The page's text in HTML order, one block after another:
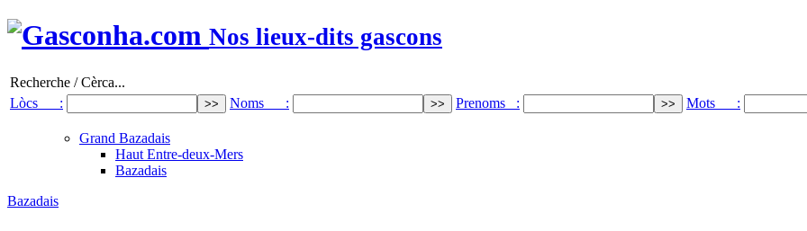
Nos lieux-dits gascons
Recherche / Cèrca...
Lòcs :
Noms : Prenoms : Mots :
Grand Bazadais
Haut Entre-deux-Mers
Bazadais
Bazadais